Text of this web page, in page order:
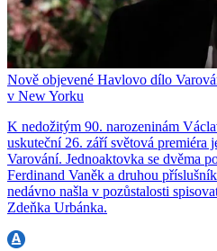
Nově objevené Havlovo dílo
v New Yorku
K nedožitým 90. narozeninám
uskuteční 26. září světová premiéra
Varování. Jednoaktovka se dvěma
Ferdinand Vaněk a druhou
nedávno našla v pozůstalosti
Zdeňka Urbánka.